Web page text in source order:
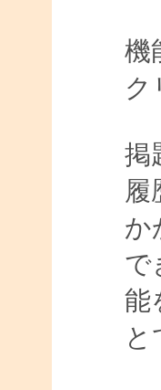
機
ク
掲
履
か
で
能
と